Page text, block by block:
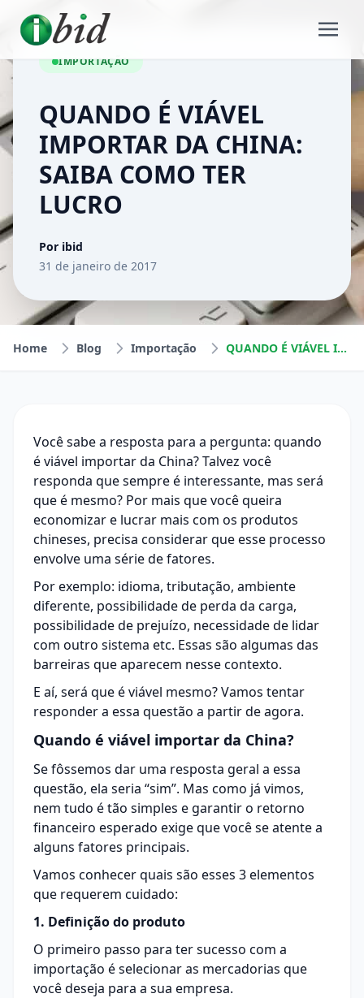
IMPORTAÇÃO
QUANDO É VIÁVEL
IMPORTAR DA CHINA:
SAIBA COMO TER
LUCRO
Por ibid
31 de janeiro de 2017
Home Blog Importação QUANDO É VIÁVEL IMPORTAR DA CHINA: SAIBA COMO TER LUCRO
Você sabe a resposta para a pergunta: quando
é viável importar da China? Talvez você
responda que sempre é interessante, mas será
que é mesmo? Por mais que você queira
economizar e lucrar mais com os produtos
chineses, precisa considerar que esse processo
envolve uma série de fatores.
Por exemplo: idioma, tributação, ambiente
diferente, possibilidade de perda da carga,
possibilidade de prejuízo, necessidade de lidar
com outro sistema etc. Essas são algumas das
barreiras que aparecem nesse contexto.
E aí, será que é viável mesmo? Vamos tentar
responder a essa questão a partir de agora.
Quando é viável importar da China?
Se fôssemos dar uma resposta geral a essa
questão, ela seria “sim”. Mas como já vimos,
nem tudo é tão simples e garantir o retorno
financeiro esperado exige que você se atente a
alguns fatores principais.
Vamos conhecer quais são esses 3 elementos
que requerem cuidado:
1. Definição do produto
O primeiro passo para ter sucesso com a
importação é selecionar as mercadorias que
você deseja para a sua empresa.